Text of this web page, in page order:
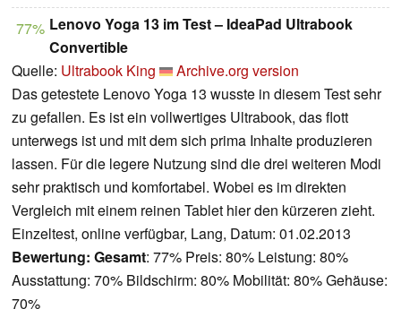
77% Lenovo Yoga 13 im Test – IdeaPad Ultrabook
Convertible
Quelle: Ultrabook King
Archive.org version
Das getestete Lenovo Yoga 13 wusste in diesem Test sehr
zu gefallen. Es ist ein vollwertiges Ultrabook, das flott
unterwegs ist und mit dem sich prima Inhalte produzieren
lassen. Für die legere Nutzung sind die drei weiteren Modi
sehr praktisch und komfortabel. Wobei es im direkten
Vergleich mit einem reinen Tablet hier den kürzeren zieht.
Einzeltest, online verfügbar, Lang, Datum: 01.02.2013
Bewertung: Gesamt: 77% Preis: 80% Leistung: 80%
Ausstattung: 70% Bildschirm: 80% Mobilität: 80% Gehäuse:
70%